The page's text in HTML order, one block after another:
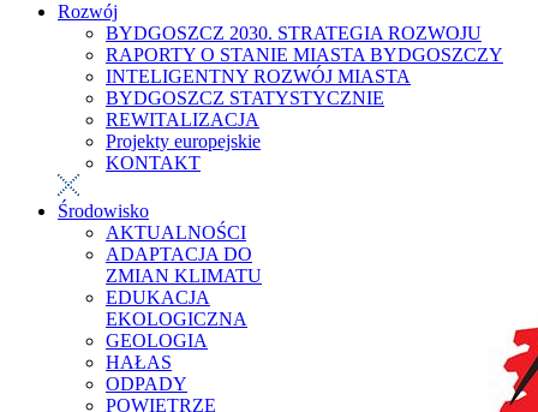
Rozwój
BYDGOSZCZ 2030. STRATEGIA ROZWOJU
RAPORTY O STANIE MIASTA BYDGOSZCZY
INTELIGENTNY ROZWÓJ MIASTA
BYDGOSZCZ STATYSTYCZNIE
REWITALIZACJA
Projekty europejskie
KONTAKT
Środowisko
AKTUALNOŚCI
ADAPTACJA DO
ZMIAN KLIMATU
EDUKACJA
EKOLOGICZNA
GEOLOGIA
HAŁAS
ODPADY
POWIETRZE